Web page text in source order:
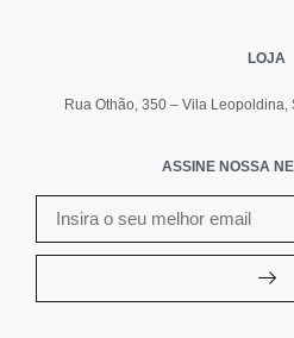
LOJA
Rua Othão, 350 – Vila Leopoldina,
ASSINE NOSSA